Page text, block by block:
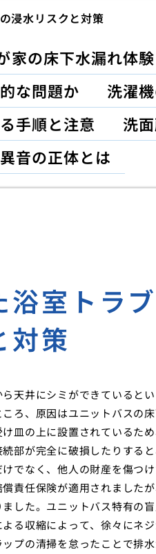
浸水リスクと対策
家の床下水漏れ体験
な問題か
洗濯
手順と注意
洗
音の正体とは
室トラ
対策
天井にシミができていると
ろ、原因はユニットバスの
皿の上に設置されているた
部が完全に破損したりする
でなく、他人の財産を傷つ
責任保険が適用されました
した。ユニットバス特有の
る収縮によって、徐々にネ
プの清掃を怠ったことで排